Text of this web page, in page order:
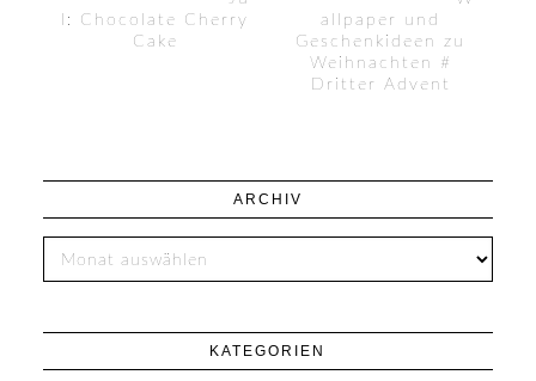
l: Chocolate Cherry
Cake
allpaper und
Geschenkideen zu
Weihnachten #
Dritter Advent
ARCHIV
KATEGORIEN